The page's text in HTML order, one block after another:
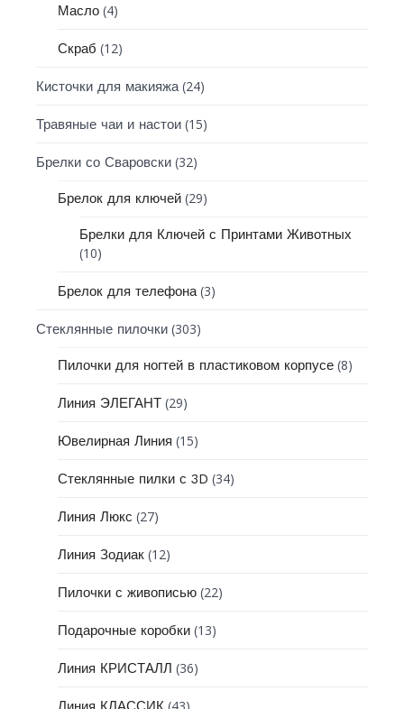
Масло (4)
Скраб (12)
Кисточки для макияжа (24)
Травяные чаи и настои (15)
Брелки со Сваровски (32)
Брелок для ключей (29)
Брелки для Ключей с Принтами Животных
(10)
Брелок для телефона (3)
Стеклянные пилочки (303)
Пилочки для ногтей в пластиковом корпусе (8)
Линия ЭЛЕГАНТ (29)
Ювелирная Линия (15)
Стеклянные пилки с 3D (34)
Линия Люкс (27)
Линия Зодиак (12)
Пилочки с живописью (22)
Подарочные коробки (13)
Линия КРИСТАЛЛ (36)
(43)